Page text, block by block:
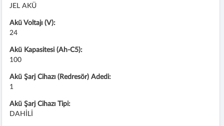
JEL AKÜ
Akü Voltajı (V):
24
Akü Kapasitesi (Ah-C5):
100
Akü Şarj Cihazı (Redresör) Adedi:
1
Akü Şarj Cihazı Tipi:
DAHİLİ